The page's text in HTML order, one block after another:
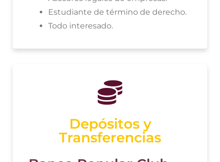
Estudiante de término de derecho.
Todo interesado.
Depósitos y
Transferencias